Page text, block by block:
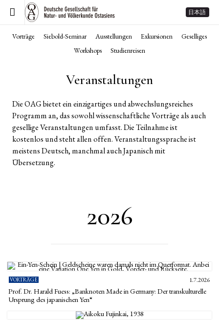
日本語
Vorträge Siebold-Seminar Ausstellungen Exkursionen
Geselliges
Workshops
Studienreisen
Veranstaltungen
Die OAG bietet ein einzigartiges und abwechslungsreiches
Programm an, das sowohl wissenschaftliche Vorträge als auch
gesellige Veranstaltungen umfasst. Die Teilnahme ist
kostenlos und steht allen offen. Veranstaltungssprache ist
meistens Deutsch, manchmal auch Japanisch mit
Übersetzung.
2026
VORTRÄGE 1.7.2026
Prof. Dr. Harald Fuess: „Banknoten Made in Germany: Der transkulturelle
Ursprung des japanischen Yen“